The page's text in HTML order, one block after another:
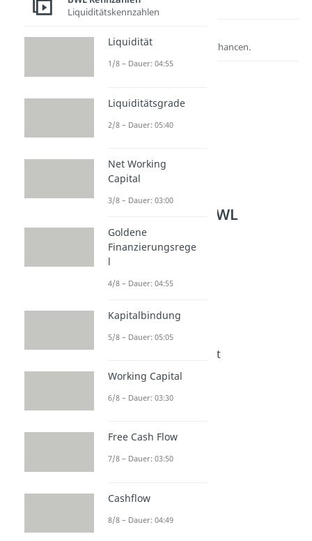
Entdecke hier deine Chancen.
Weitere Inhalte: BWL
Kennzahlen
Rentabilitätskennzahlen
Rentabilität
Dauer: 04:27
Dauer: 04:56
Fremdkapitalrentabilität
Dauer: 03:59
Gesamtkapitalrentabilität
Umsatzrentabilität
Dauer: 03:53
Liquiditätskennzahlen
Liquidität
1/8 – Dauer: 04:55
Liquiditätsgrade
2/8 – Dauer: 05:40
Net Working
Capital
3/8 – Dauer: 03:00
Goldene
Finanzierungsrege
l
4/8 – Dauer: 04:55
Kapitalbindung
5/8 – Dauer: 05:05
Working Capital
6/8 – Dauer: 03:30
Free Cash Flow
7/8 – Dauer: 03:50
Cashflow
8/8 – Dauer: 04:49